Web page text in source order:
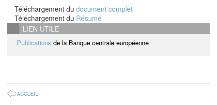
Téléchargement du document complet
Téléchargement du Résumé
LIEN UTILE
Publications de la Banque centrale européenne
ACCUEIL